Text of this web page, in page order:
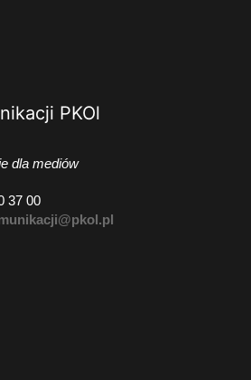
PKOl
dla mediów
37 00